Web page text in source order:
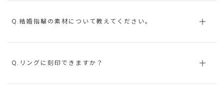
Q.結婚指輪の素材について教えてください。
Q.リングに刻印できますか？